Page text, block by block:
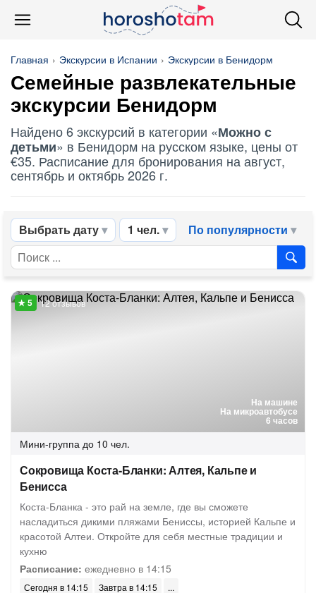
Главная Экскурсии в Испании Экскурсии в Бенидорм
Семейные развлекательные
экскурсии Бенидорм
Найдено 6 экскурсий в категории «Можно с
детьми» в Бенидорм на русском языке, цены от
€35. Расписание для бронирования на август,
сентябрь и октябрь 2026 г.
Выбрать дату 1 чел. По популярности
На машине
На микроавтобусе
6 часов
12 отзывов
Мини-группа до 10 чел.
Сокровища Коста-Бланки: Алтея, Кальпе и
Бенисса
Коста-Бланка - это рай на земле, где вы сможете
насладиться дикими пляжами Бениссы, историей Кальпе и
красотой Алтеи. Откройте для себя местные традиции и
кухню
Расписание: ежедневно в 14:15
Сегодня в 14:15 Завтра в 14:15